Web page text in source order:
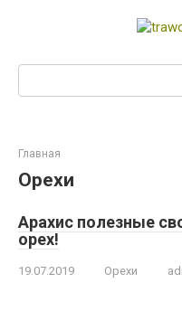
Главная
Орехи
Арахис полезные
орех!
19.07.2019 Орехи